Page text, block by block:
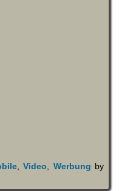
,Video Werbung by